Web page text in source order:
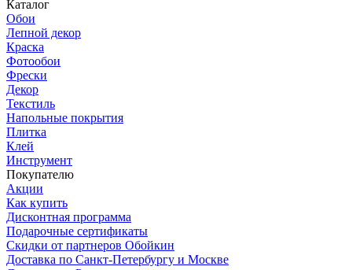
Каталог
Обои
Лепной декор
Краска
Фотообои
Фрески
Декор
Текстиль
Напольные покрытия
Плитка
Клей
Инструмент
Покупателю
Акции
Как купить
Дисконтная программа
Подарочные сертификаты
Скидки от партнеров Обойкин
Доставка по Санкт-Петербургу и Москве